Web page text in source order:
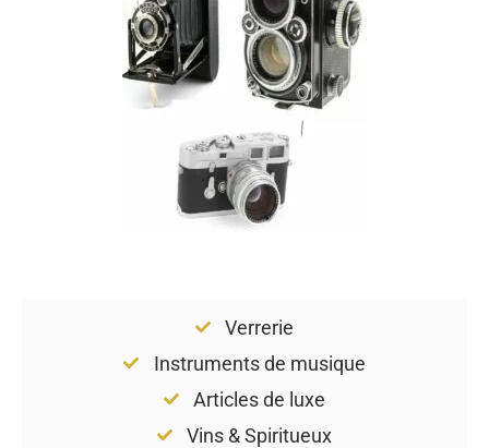
Verrerie
Instruments de musique
Articles de luxe
Vins & Spiritueux